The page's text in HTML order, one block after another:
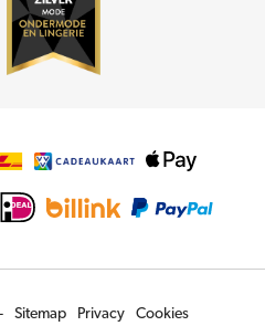
Sitemap Privacy Cookies